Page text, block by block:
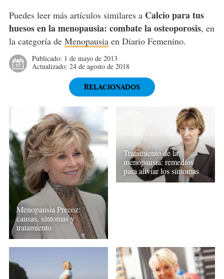
Puedes leer más artículos similares a Calcio para tus
huesos en la menopausia: combate la osteoporosis, en
la categoría de Menopausiaen Diario Femenino.
Publicado: 1 de mayo de 2013
Actualizado: 24 de agosto de 2018
RELACIONADOS
Menopausia Precoz:
causas, síntomas y
tratamiento
Tratamiento de la
menopausia: remedios
para aliviar los síntomas